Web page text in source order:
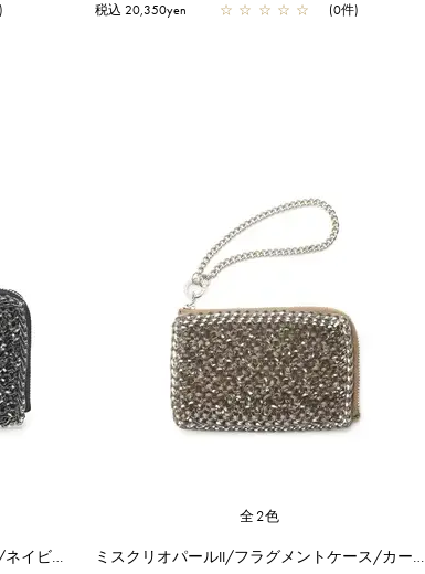
税込 20,350yen ☆ ☆ ☆ ☆ ☆ (0件)
ミスクリオパールII/ロングウォレット/ネイビー
全2色
ミスクリオパールII/フラグメントケース/カーキ